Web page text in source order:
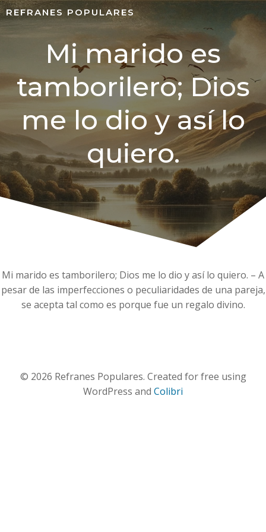
REFRANES POPULARES
Mi marido es
tamborilero; Dios
me lo dio y así lo
quiero.
Mi marido es tamborilero; Dios me lo dio y así lo quiero. – A
pesar de las imperfecciones o peculiaridades de una pareja,
se acepta tal como es porque fue un regalo divino.
© 2026 Refranes Populares. Created for free using
WordPress and Colibri